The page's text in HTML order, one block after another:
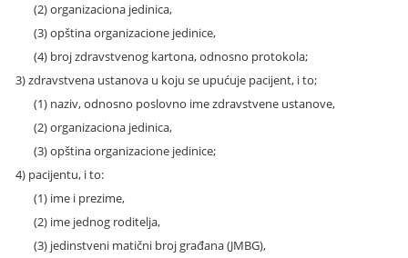
(2) organizaciona jedinica,
(3) opština organizacione jedinice,
(4) broj zdravstvenog kartona, odnosno protokola;
3) zdravstvena ustanova u koju se upućuje pacijent, i to;
(1) naziv, odnosno poslovno ime zdravstvene ustanove,
(2) organizaciona jedinica,
(3) opština organizacione jedinice;
4) pacijentu, i to:
(1) ime i prezime,
(2) ime jednog roditelja,
(3) jedinstveni matični broj građana (JMBG),